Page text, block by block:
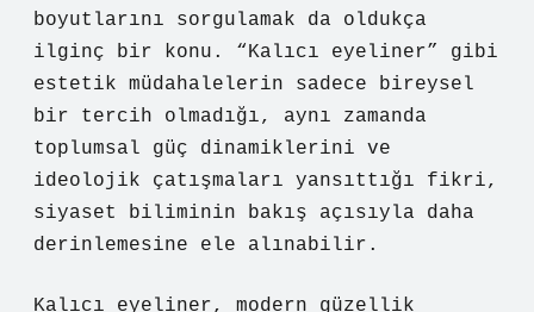
boyutlarını sorgulamak da oldukça
ilginç bir konu. “Kalıcı eyeliner” gibi
estetik müdahalelerin sadece bireysel
bir tercih olmadığı, aynı zamanda
toplumsal güç dinamiklerini ve
ideolojik çatışmaları yansıttığı fikri,
siyaset biliminin bakış açısıyla daha
derinlemesine ele alınabilir.
Kalıcı eyeliner, modern güzellik